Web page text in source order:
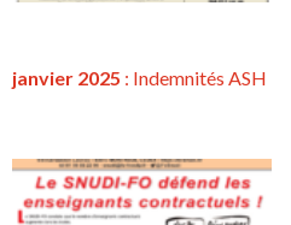
janvier 2025 : Indemnités ASH